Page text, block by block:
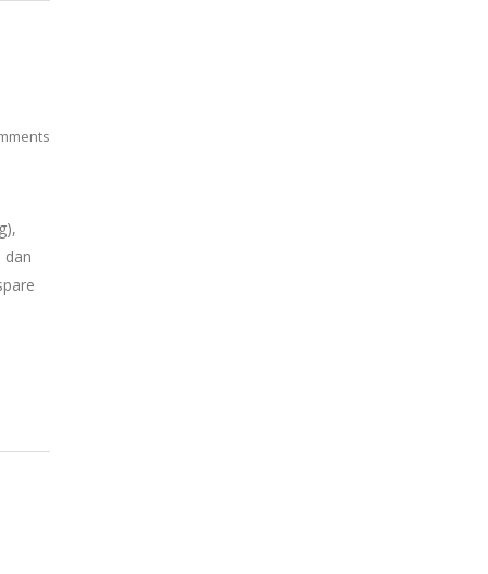
dan